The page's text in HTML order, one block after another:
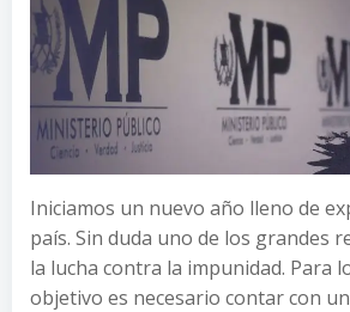
Iniciamos un nuevo año lleno de
país. Sin duda uno de los grandes
la lucha contra la impunidad. Para
objetivo es necesario contar con